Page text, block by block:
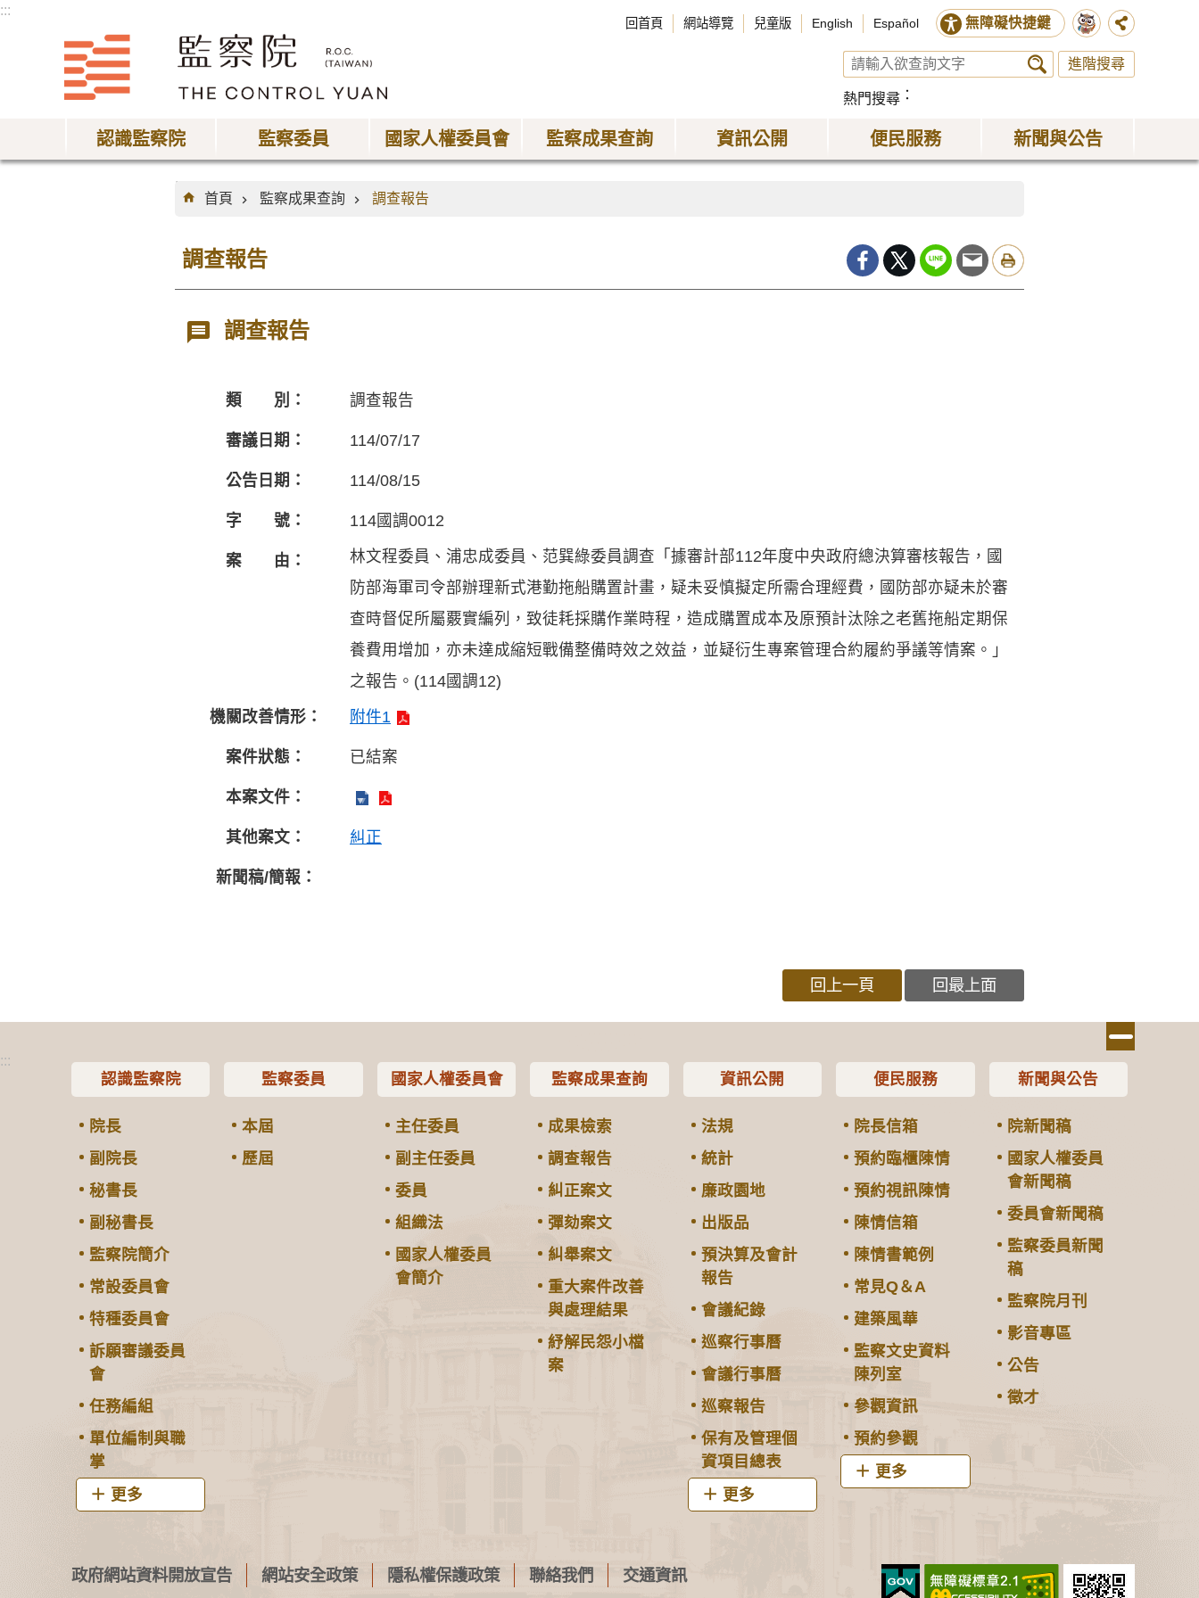
:::
回首頁 網站導覽 兒童版 English Español 無障礙快捷鍵
進階搜尋
熱門搜尋
認識監察院 監察委員 國家人權委員會 監察成果查詢 資訊公開 便民服務 新聞與公告
:::
首頁
監察成果查詢 調查報告
調查報告
調查報告
類 別： 調查報告
審議日期： 114/07/17
公告日期： 114/08/15
字 號： 114國調0012
案 由：
林文程委員、浦忠成委員、范巽綠委員調查「據審計部112年度中央政府總決算審核報告，國
防部海軍司令部辦理新式港勤拖船購置計畫，疑未妥慎擬定所需合理經費，國防部亦疑未於審
查時督促所屬覈實編列，致徒耗採購作業時程，造成購置成本及原預計汰除之老舊拖船定期保
養費用增加，亦未達成縮短戰備整備時效之效益，並疑衍生專案管理合約履約爭議等情案。」
之報告。(114國調12)
機關改善情形：
附件1
案件狀態： 已結案
本案文件：
其他案文： 糾正
新聞稿/簡報：
回上一頁 回最上面
:::
認識監察院
院長
副院長
秘書長
副秘書長
監察院簡介
常設委員會
特種委員會
訴願審議委員
會
任務編組
單位編制與職
掌
更多
監察委員
本屆
歷屆
國家人權委員會
主任委員
副主任委員
委員
組織法
國家人權委員
會簡介
監察成果查詢
成果檢索
調查報告
糾正案文
彈劾案文
糾舉案文
重大案件改善
與處理結果
紓解民怨小檔
案
資訊公開
法規
統計
廉政園地
出版品
預決算及會計
報告
會議紀錄
巡察行事曆
會議行事曆
巡察報告
保有及管理個
資項目總表
更多
便民服務
院長信箱
預約臨櫃陳情
預約視訊陳情
陳情信箱
陳情書範例
常見Q＆A
建築風華
監察文史資料
陳列室
參觀資訊
預約參觀
更多
新聞與公告
院新聞稿
國家人權委員
會新聞稿
委員會新聞稿
監察委員新聞
稿
監察院月刊
影音專區
公告
徵才
政府網站資料開放宣告 網站安全政策 隱私權保護政策 聯絡我們 交通資訊